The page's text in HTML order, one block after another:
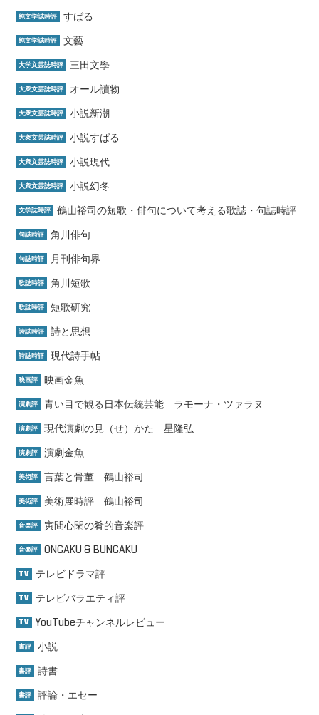
純文学誌時評 すばる
純文学誌時評 文藝
大学文芸誌時評 三田文學
大衆文芸誌時評 オール讀物
大衆文芸誌時評 小説新潮
大衆文芸誌時評 小説すばる
大衆文芸誌時評 小説現代
大衆文芸誌時評 小説幻冬
文学誌時評 鶴山裕司の短歌・俳句について考える歌誌・句誌時評
句誌時評 角川俳句
句誌時評 月刊俳句界
歌誌時評 角川短歌
歌誌時評 短歌研究
詩誌時評 詩と思想
詩誌時評 現代詩手帖
映画評 映画金魚
演劇評 青い目で観る日本伝統芸能 ラモーナ・ツァラヌ
演劇評 現代演劇の見（せ）かた 星隆弘
演劇評 演劇金魚
美術評 言葉と骨董 鶴山裕司
美術評 美術展時評 鶴山裕司
音楽評 寅間心閑の肴的音楽評
音楽評 ONGAKU & BUNGAKU
TV テレビドラマ評
TV テレビバラエティ評
TV YouTubeチャンネルレビュー
書評 小説
書評 詩書
書評 評論・エセー